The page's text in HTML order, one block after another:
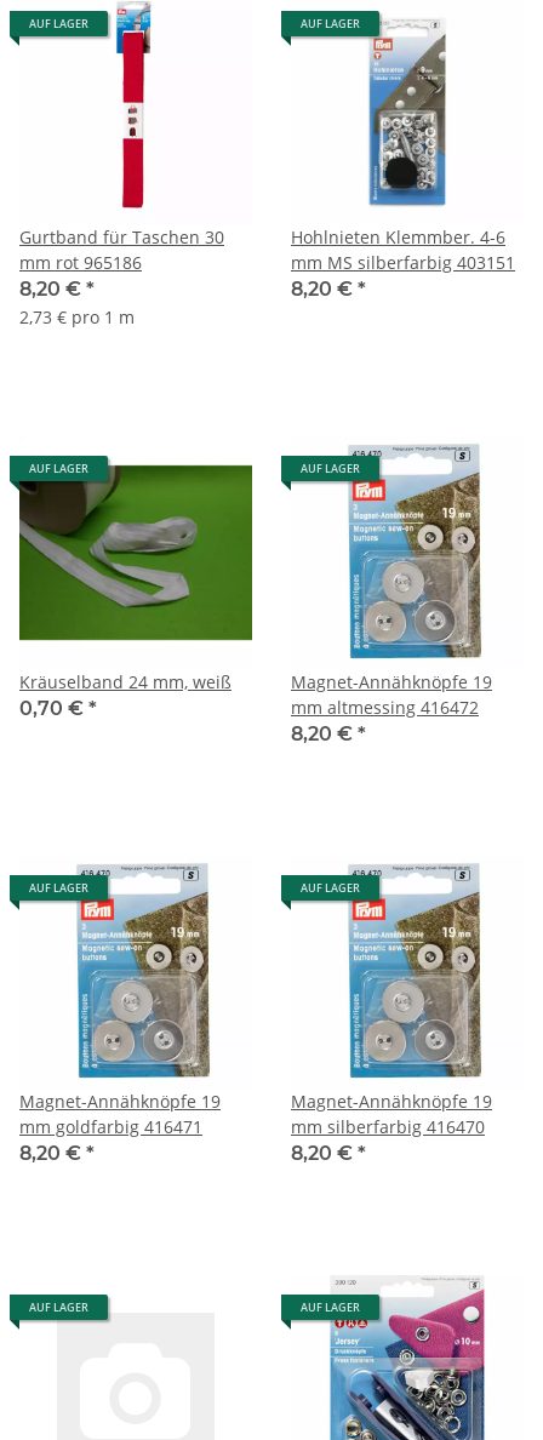
AUF LAGER
Gurtband für Taschen 30
mm rot 965186
8,20 € *
2,73 € pro 1 m
AUF LAGER
Hohlnieten Klemmber. 4-6
mm MS silberfarbig 403151
8,20 € *
AUF LAGER
Kräuselband 24 mm, weiß
0,70 € *
AUF LAGER
Magnet-Annähknöpfe 19
mm altmessing 416472
8,20 € *
AUF LAGER
Magnet-Annähknöpfe 19
mm goldfarbig 416471
8,20 € *
AUF LAGER
Magnet-Annähknöpfe 19
mm silberfarbig 416470
8,20 € *
AUF LAGER AUF LAGER